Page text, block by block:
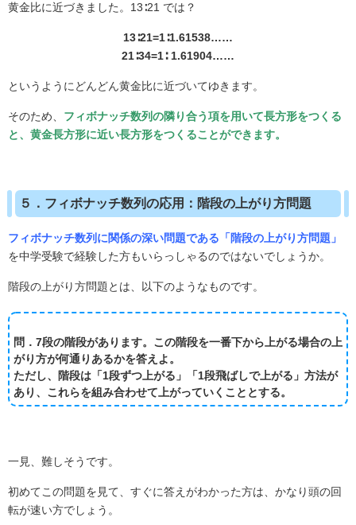
黄金比に近づきました。13∶21 では？
13∶21=1∶1.61538……
21∶34=1∶ 1.61904……
というようにどんどん黄金比に近づいてゆきます。
そのため、 フィボナッチ数列の隣り合う項を用いて長方形をつくる
と、黄金長方形に近い長方形をつくることができます。
５．フィボナッチ数列の応用：階段の上がり方問題
フィボナッチ数列に関係の深い問題である「階段の上がり方問題」
を中学受験で経験した方もいらっしゃるのではないでしょうか。
階段の上がり方問題とは、以下のようなものです。
問．7段の階段があります。この階段を一番下から上がる場合の上
がり方が何通りあるかを答えよ。
ただし、階段は「1段ずつ上がる」「1段飛ばしで上がる」方法が
あり、これらを組み合わせて上がっていくこととする。
一見、難しそうです。
初めてこの問題を見て、すぐに答えがわかった方は、かなり頭の回
転が速い方でしょう。